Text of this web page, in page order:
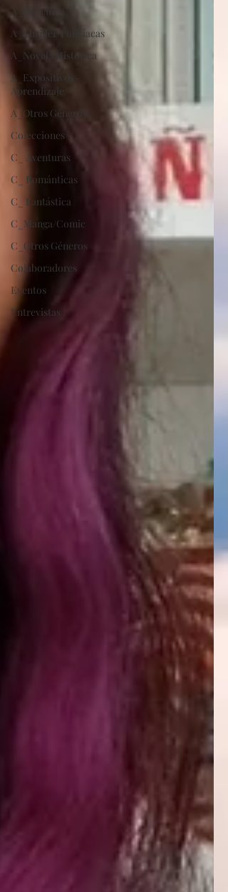
A_Romance
A_Thriller/Policíacas
A_Novela Histórica
A_Expositivos-
Aprendizaje
A_Otros Géneros
Colecciones
C_ Aventuras
C_ Románticas
C_ Fantástica
C_Manga/Comic
C_Otros Géneros
Colaboradores
Eventos
Entrevistas